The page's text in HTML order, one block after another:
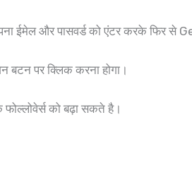
और पासवर्ड को एंटर करके फिर से
पर क्लिक करना होगा।
को बढ़ा सकते है।